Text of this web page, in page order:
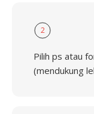
2
Pilih ps atau
(mendukung